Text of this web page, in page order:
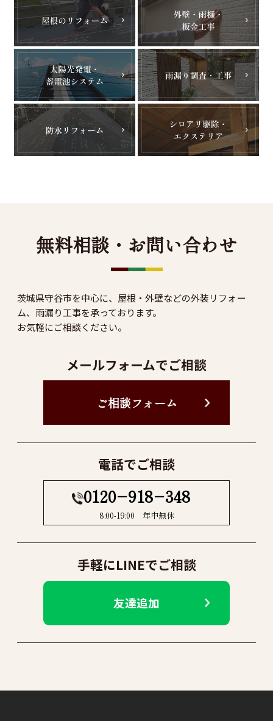
無料相談・お問い合わせ
茨城県守谷市を中心に、屋根・外壁などの外装リフォー
ム、雨漏り工事を承っております。
お気軽にご相談ください。
メールフォームでご相談
ご相談フォーム
電話でご相談
0120−918−348
8:00-19:00 年中無休
手軽にLINEでご相談
友達追加